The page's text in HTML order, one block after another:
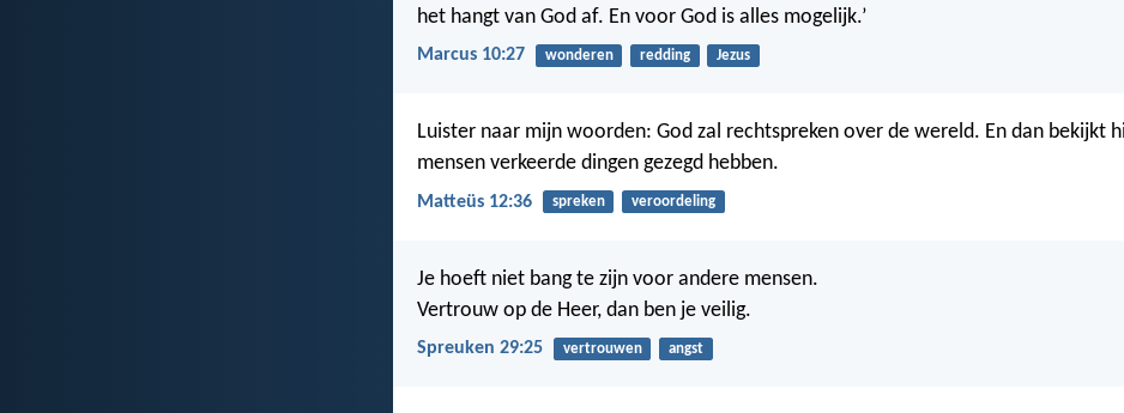
het hangt van God af. En voor God is alles mogelijk.’
Marcus 10:27 wonderen redding Jezus
Luister naar mijn woorden: God zal rechtspreken over de wereld. En dan bekijkt
mensen verkeerde dingen gezegd hebben.
Matteüs 12:36 spreken veroordeling
Je hoeft niet bang te zijn voor andere mensen.
Vertrouw op de Heer, dan ben je veilig.
Spreuken 29:25 vertrouwen angst